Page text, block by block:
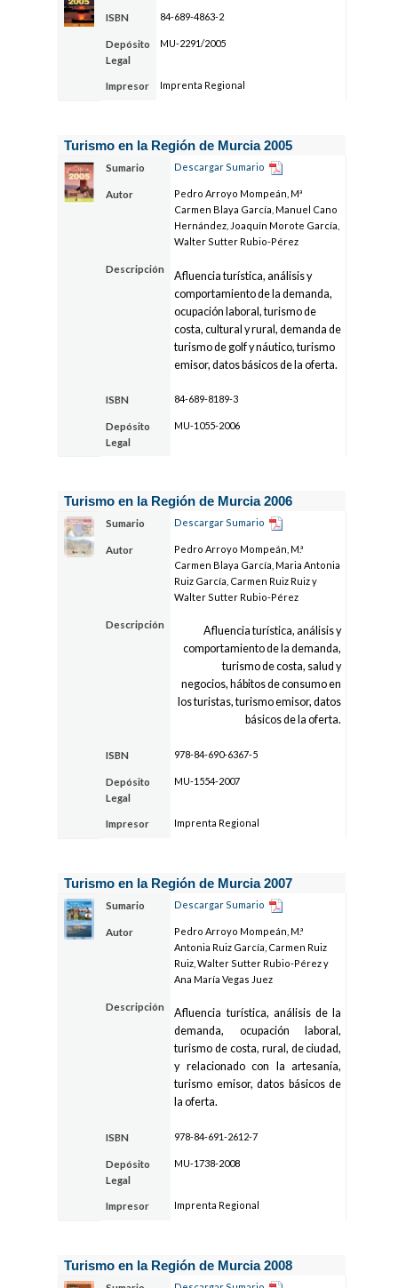
ISBN 84-689-4863-2
Depósito
Legal
MU-2291/2005
Impresor Imprenta Regional
Turismo en la Región de Murcia 2005
Sumario Descargar Sumario
Autor
Pedro Arroyo Mompeán, Mª
Carmen Blaya García, Manuel Cano
Hernández, Joaquín Morote García,
Walter Sutter Rubio-Pérez
Descripción
Afluencia turística, análisis y
comportamiento de la demanda,
ocupación laboral, turismo de
costa, cultural y rural, demanda de
turismo de golf y náutico, turismo
emisor, datos básicos de la oferta.
ISBN 84-689-8189-3
Depósito
Legal
MU-1055-2006
Turismo en la Región de Murcia 2006
Sumario Descargar Sumario
Autor
Pedro Arroyo Mompeán, M.ª
Carmen Blaya García, Maria Antonia
Ruiz García, Carmen Ruiz Ruiz y
Walter Sutter Rubio-Pérez
Descripción
Afluencia turística, análisis y
comportamiento de la demanda,
turismo de costa, salud y
negocios, hábitos de consumo en
los turistas, turismo emisor, datos
básicos de la oferta.
ISBN 978-84-690-6367-5
Depósito
Legal
MU-1554-2007
Impresor Imprenta Regional
Turismo en la Región de Murcia 2007
Sumario Descargar Sumario
Autor
Pedro Arroyo Mompeán, M.ª
Antonia Ruiz García, Carmen Ruiz
Ruiz, Walter Sutter Rubio-Pérez y
Ana María Vegas Juez
Descripción
Afluencia turística, análisis de la
demanda, ocupación laboral,
turismo de costa, rural, de ciudad,
y relacionado con la artesanía,
turismo emisor, datos básicos de
la oferta.
ISBN 978-84-691-2612-7
Depósito
Legal
MU-1738-2008
Impresor Imprenta Regional
Turismo en la Región de Murcia 2008